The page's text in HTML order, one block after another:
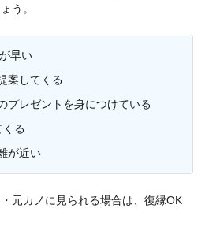
う。
早い
案してくる
プレゼントを身につけている
くる
が近い
元カノに見られる場合は、復縁OK